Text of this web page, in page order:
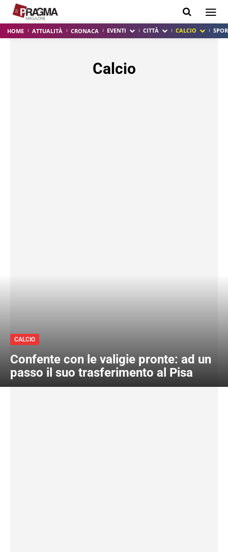
HOME ATTUALITÀ CRONACA EVENTI CITTÀ CALCIO
Calcio
CALCIO
Confente con le valigie pronte: ad un
passo il suo trasferimento al Pisa